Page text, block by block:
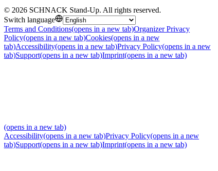
© 2026 SCHNACK Stand-Up. All rights reserved.
Switch language
Terms and Conditions(opens in a new tab)Organizer Privacy
Policy(opens in a new tab)Cookies(opens in a new
tab)Accessibility(opens in a new tab)Privacy Policy(opens in a new
tab)Support(opens in a new tab)Imprint(opens in a new tab)
(opens in a new tab)
Accessibility(opens in a new tab)Privacy Policy(opens in a new
tab)Support(opens in a new tab)Imprint(opens in a new tab)